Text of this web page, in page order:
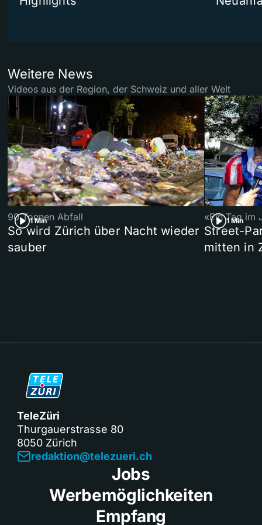
Weitere News
Videos aus der Region, der Schweiz und aller Welt
1 Min
90 Tonnen Abfall
So wird Zürich über Nacht wieder
sauber
1 Min
«Ein Tag im
Street-
mitten in
TeleZüri
Thurgauerstrasse 80
8050 Zürich
redaktion@telezueri.ch
Jobs
Werbemöglichkeiten
Empfang